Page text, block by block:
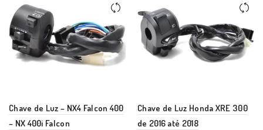
Chave de Luz – NX4 Falcon 400
– NX 400i Falcon
Chave de Luz Honda XRE 300
de 2016 até 2018